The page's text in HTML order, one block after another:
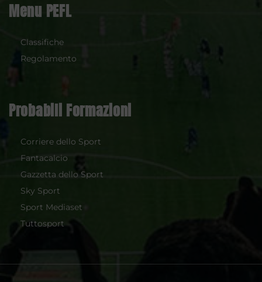
Menu PEFL
Classifiche
Regolamento
Probabili Formazioni
Corriere dello Sport
Fantacalcio
Gazzetta dello Sport
Sky Sport
Sport Mediaset
Tuttosport